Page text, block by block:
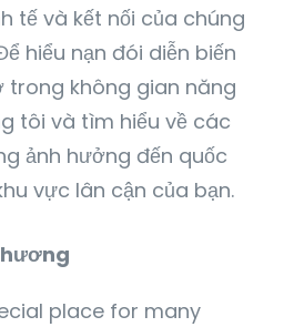
tế và kết nối của chúng
hiểu nạn đói diễn biến
trong không gian năng
tôi và tìm hiểu về các
ảnh hưởng đến quốc
vực lân cận của bạn.
place for many